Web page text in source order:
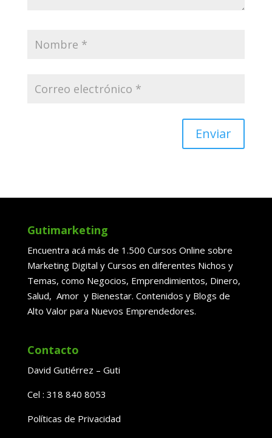
Enviar
Gutimarketing
Encuentra acá más de 1.500 Cursos Online sobre
Marketing Digital y Cursos en diferentes Nichos y
Temas, como Negocios, Emprendimientos, Dinero,
Salud, Amor y Bienestar. Contenidos y Blogs de
Alto Valor para Nuevos Emprendedores.
Contacto
David Gutiérrez – Guti
Cel : 318 840 8053
Políticas de Privacidad